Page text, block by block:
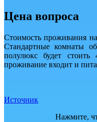
Цена вопроса
Стоимость проживания
Стандартные комнаты
полулюкс будет
проживание входит и
Источник
Нажмите,